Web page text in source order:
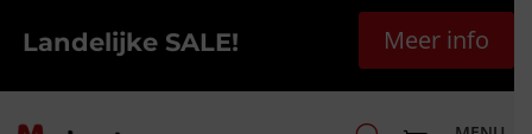
Landelijke SALE! Meer info